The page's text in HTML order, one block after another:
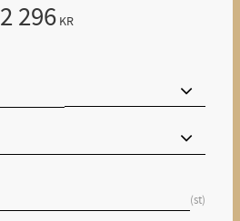
2 296KR
st